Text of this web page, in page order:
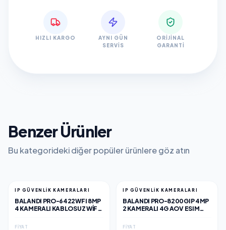
HIZLI KARGO
AYNI GÜN
SERVIS
ORIJINAL
GARANTI
Benzer Ürünler
Bu kategorideki diğer popüler ürünlere göz atın
IP GÜVENLİK KAMERALARI
BALANDI PRO-6422WFI 8MP
4 KAMERALI KABLOSUZ WIFI
FIYAT
IP GÜVENLİK KAMERALARI
BALANDI PRO-8200GIP 4MP
2 KAMERALI 4G AOV ESIM
YAZILIM
FIYAT